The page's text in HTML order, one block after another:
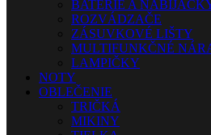
BATÉRIE A
ROZVÁDZAČE
ZÁSUVKOVÉ LIŠTY
MULTIFUNKČNÉ
LAMPIČKY
NOTY
OBLEČENIE
TRIČKÁ
MIKINY